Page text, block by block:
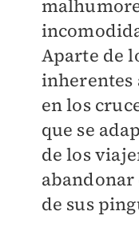
Aparte de
inherentes
en los
que se
de los
de sus